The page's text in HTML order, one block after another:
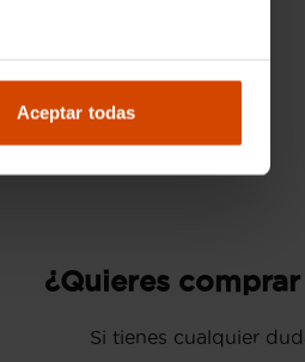
Aceptar todas
¿Quieres
Si tienes cualquier